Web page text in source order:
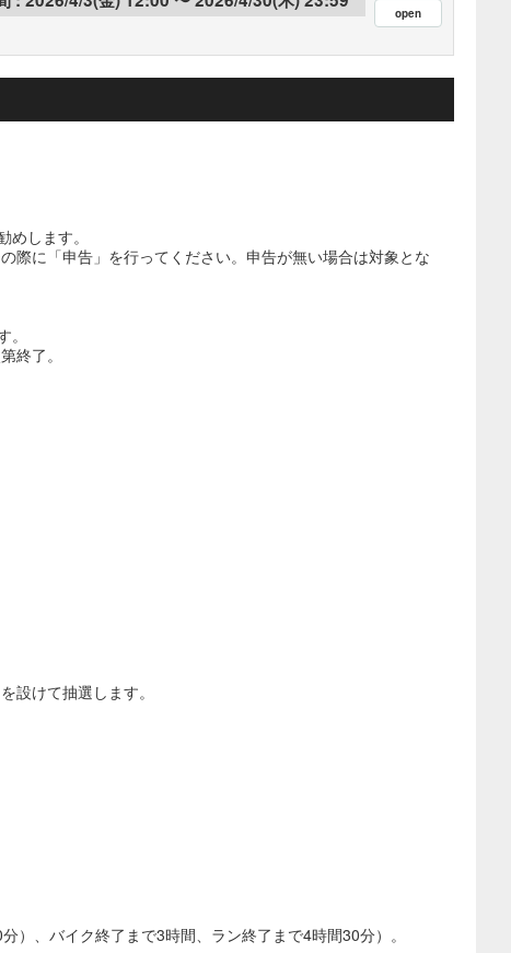
します。
際に「申告」を行ってください。申告が無い場合は対象とな
終了。
設けて抽選します。
、バイク終了まで3時間、ラン終了まで4時間30分）。